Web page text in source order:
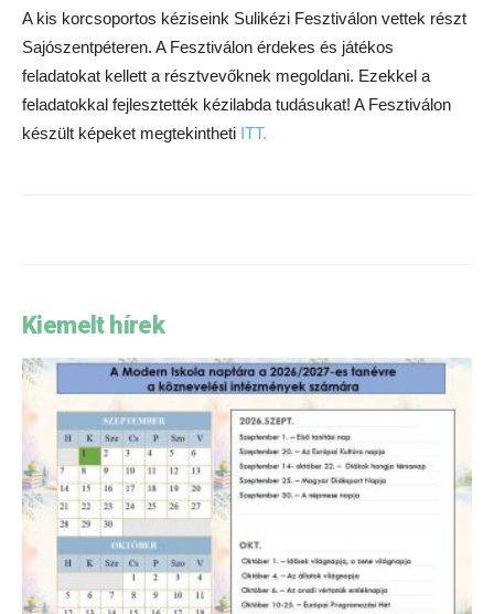
A kis korcsoportos kéziseink Sulikézi Fesztiválon vettek részt
Sajószentpéteren. A Fesztiválon érdekes és játékos
feladatokat kellett a résztvevőknek megoldani. Ezekkel a
feladatokkal fejlesztették kézilabda tudásukat! A Fesztiválon
készült képeket megtekintheti ITT.
Kiemelt hírek